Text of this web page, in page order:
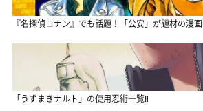
『名探偵コナン』でも話題！「公安」が題材の漫画
「うずまきナルト」の使用忍術一覧‼